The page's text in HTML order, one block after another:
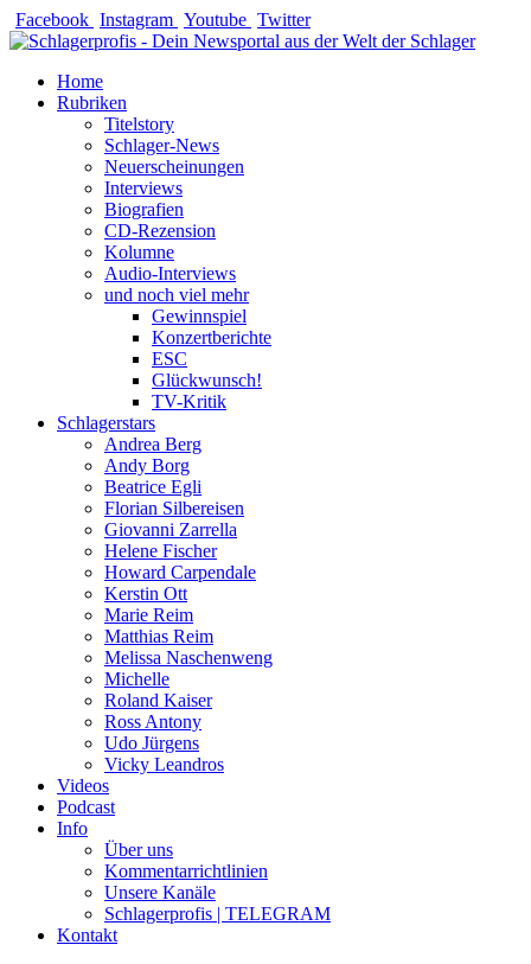
Zum
Inhalt
Facebook Instagram Youtube Twitter
Home
Rubriken
Titelstory
Schlager-News
Neuerscheinungen
Interviews
Biografien
CD-Rezension
Kolumne
Audio-Interviews
und noch viel mehr
Gewinnspiel
Konzertberichte
ESC
Glückwunsch!
TV-Kritik
Schlagerstars
Andrea Berg
Andy Borg
Beatrice Egli
Florian Silbereisen
Giovanni Zarrella
Helene Fischer
Howard Carpendale
Kerstin Ott
Marie Reim
Matthias Reim
Melissa Naschenweng
Michelle
Roland Kaiser
Ross Antony
Udo Jürgens
Vicky Leandros
Videos
Podcast
Info
Über uns
Kommentarrichtlinien
Unsere Kanäle
Schlagerprofis | TELEGRAM
Kontakt